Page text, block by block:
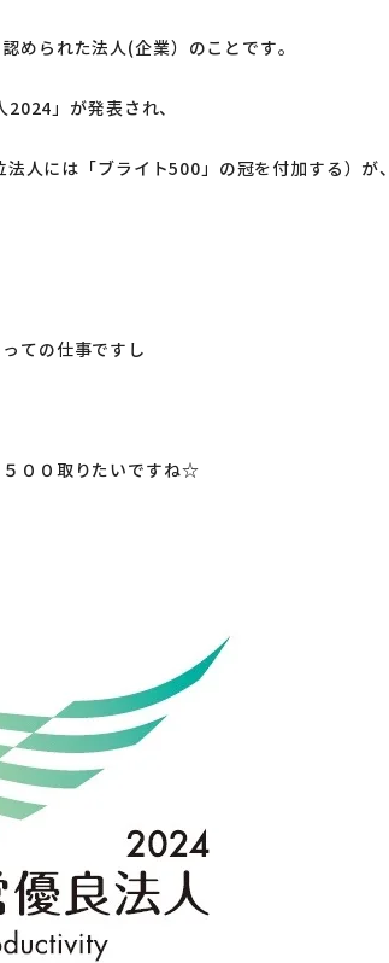
められた法人(企業）のことです。
」が発表され、
人には「ブライト500」の冠を付加する）が、
ての仕事ですし
５００取りたいですね☆